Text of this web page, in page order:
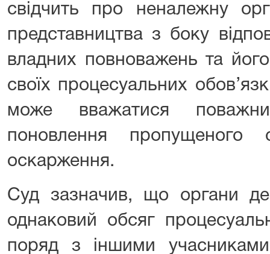
свідчить про неналежну
представництва з боку
владних повноважень та
своїх процесуальних
може вважатися
поновлення пропущеного
оскарження.
Суд зазначив, що органи
однаковий обсяг
поряд з іншими